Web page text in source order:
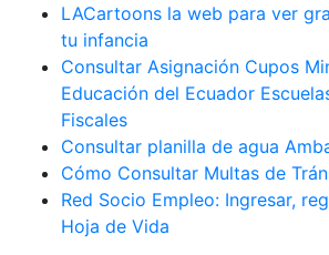
LACartoons la web para ver
tu infancia
Consultar Asignación Cupos
Educación del Ecuador
Fiscales
Consultar planilla de agua
Cómo Consultar Multas de
Red Socio Empleo: Ingresar,
Hoja de Vida